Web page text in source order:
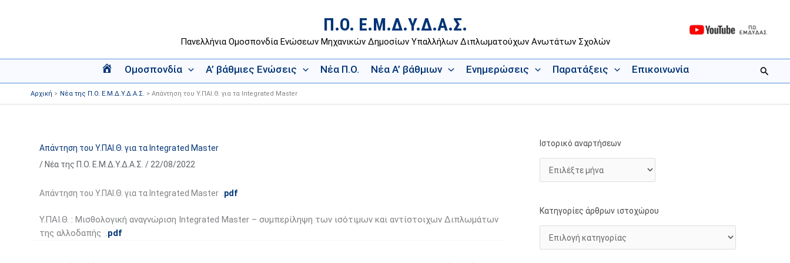
Π.Ο. Ε.Μ.Δ.Υ.Δ.Α.Σ.
Πανελλήνια Ομοσπονδία Ενώσεων Μηχανικών Δημοσίων Υπαλλήλων Διπλωματούχων Ανωτάτων Σχολών
Α
ρ
χ
ή
Ομοσπονδία Α’ βάθμιες Ενώσεις Νέα Π.Ο. Νέα Α’ βάθμιων Ενημερώσεις Παρατάξεις Επικοινωνία
Αρχική Νέα της Π.Ο. Ε.Μ.Δ.Υ.Δ.Α.Σ. Απάντηση του Υ.ΠΑΙ.Θ. για τα Integrated Master
Απάντηση του Υ.ΠΑΙ.Θ. για τα Integrated Master
/ Νέα της Π.Ο. Ε.Μ.Δ.Υ.Δ.Α.Σ. / 22/08/2022
Απάντηση του Υ.ΠΑΙ.Θ. για τα Integrated Master . pdf
Υ.ΠΑΙ.Θ. : Μισθολογική αναγνώριση Integrated Master – συμπερίληψη των ισότιμων και αντίστοιχων Διπλωμάτων
της αλλοδαπής .pdf
Ιστορικό αναρτήσεων
Ι
σ
ρ
ι
Κατηγορίες άρθρων ιστοχώρου
Κ
α
γ
ο